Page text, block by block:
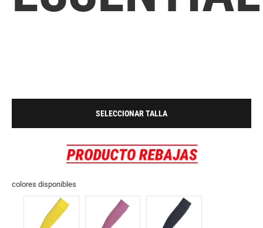
SELECCIONAR TALLA
colores disponibles